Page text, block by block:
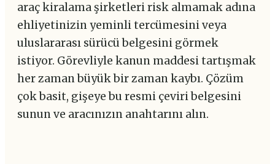
araç kiralama şirketleri risk almamak adına
ehliyetinizin yeminli tercümesini veya
uluslararası sürücü belgesini görmek
istiyor. Görevliyle kanun maddesi tartışmak
her zaman büyük bir zaman kaybı. Çözüm
çok basit, gişeye bu resmi çeviri belgesini
sunun ve aracınızın anahtarını alın.